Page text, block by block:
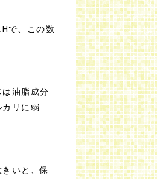
で、この数
油脂成分
リに弱
いと、保